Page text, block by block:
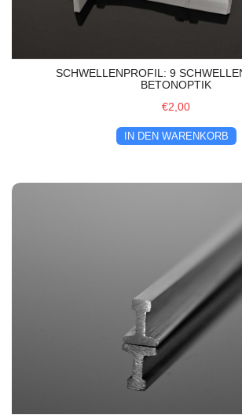
SCHWELLENPROFIL: 9
BETONOPTIK
€2,00
IN DEN WARENKORB
Edelstahl Gleisprofil 100cm